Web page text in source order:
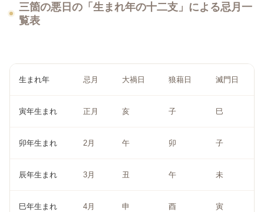
三箇の悪日の「生まれ年の十二支」による忌月一
覧表
生まれ年 忌月 大禍日 狼藉日 滅門日
寅年生まれ 正月 亥 子 巳
卯年生まれ 2月 午 卯 子
辰年生まれ 3月 丑 午 未
巳年生まれ 4月 申 酉 寅